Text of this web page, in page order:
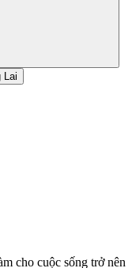
Lai
cho cuộc sống trở nên